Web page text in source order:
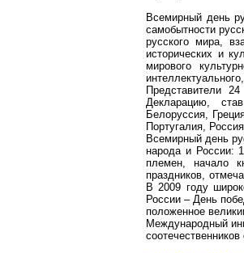
Всемирный день
самобытности
русского мира,
исторических и
мирового
Представители
Декларацию,
Белоруссия,
Португалия,
Всемирный день
народа и России:
племен, начало
праздников,
В 2009 году
России – День
положенное
Международный